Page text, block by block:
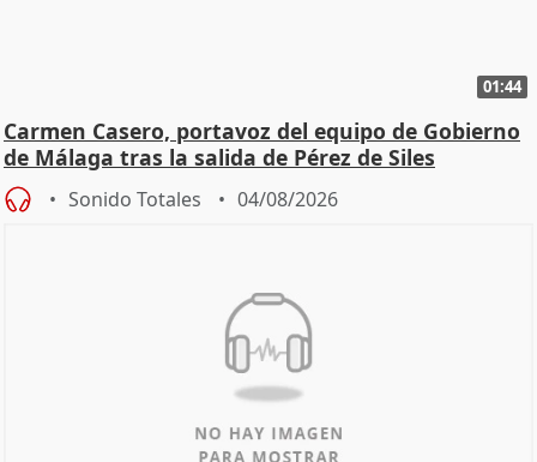
01:44
Carmen Casero, portavoz del equipo de Gobierno
de Málaga tras la salida de Pérez de Siles
Sonido Totales 04/08/2026